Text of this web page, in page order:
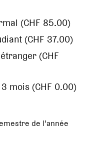
(CHF 85.00)
(CHF 37.00)
(CHF
mois (CHF 0.00)
de l'année